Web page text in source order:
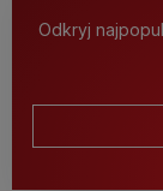
Odkryj